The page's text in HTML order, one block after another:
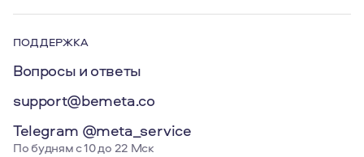
ПОДДЕРЖКА
Вопросы и ответы
support@bemeta.co
Telegram @meta_service
По будням с 10 до 22 Мск